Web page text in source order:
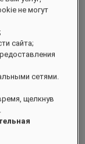
не могут
сайта;
сетями.
щелкнув